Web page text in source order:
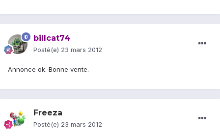
billcat74
Posté(e) 23 mars 2012
Annonce ok. Bonne vente.
Freeza
Posté(e) 23 mars 2012